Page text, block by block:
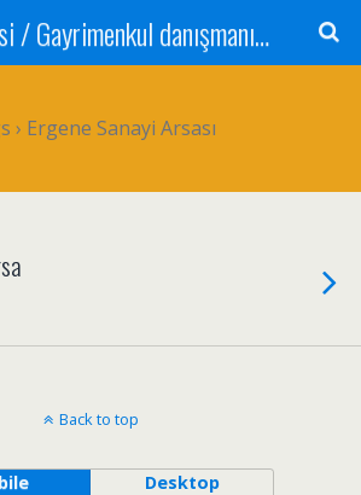
Emlak ofisi / Gayrimenkul danışmanı Satılık daire / Kiralık daire Satılık arsa / Tarla Satılık dükkan / Mağaza Devren satılık işyeri Depo ve antrepo Yatırım: Yatırımlık arsa
› Ergene Sanayi Arsası
Back to top
Desktop